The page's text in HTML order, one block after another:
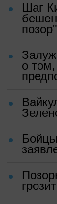
Шаг
позор"
о